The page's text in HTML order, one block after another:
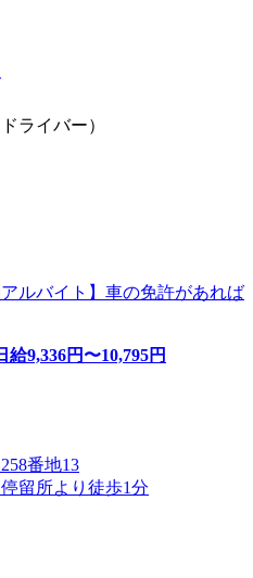
ライバー）
ルバイト】車の免許があれば
給9,336円〜10,795円
番地13
留所より徒歩1分